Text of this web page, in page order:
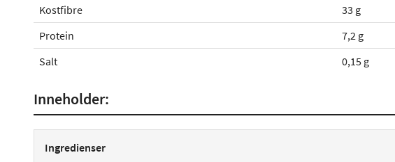
Kostfibre
33 g
Protein
7,2 g
Salt
0,15 g
Inneholder:
Ingredienser